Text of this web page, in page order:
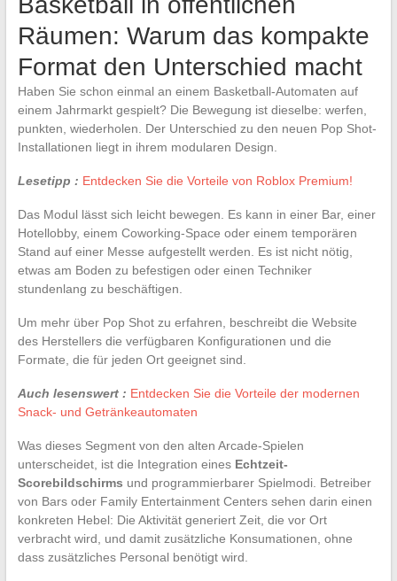
Räumen: Warum das kompakte
Format den Unterschied macht
Haben Sie schon einmal an einem Basketball-Automaten auf
einem Jahrmarkt gespielt? Die Bewegung ist dieselbe: werfen,
punkten, wiederholen. Der Unterschied zu den neuen Pop Shot-
Installationen liegt in ihrem modularen Design.
Lesetipp : Entdecken Sie die Vorteile von Roblox Premium!
Das Modul lässt sich leicht bewegen. Es kann in einer Bar, einer
Hotellobby, einem Coworking-Space oder einem temporären
Stand auf einer Messe aufgestellt werden. Es ist nicht nötig,
etwas am Boden zu befestigen oder einen Techniker
stundenlang zu beschäftigen.
Um mehr über Pop Shot zu erfahren, beschreibt die Website
des Herstellers die verfügbaren Konfigurationen und die
Formate, die für jeden Ort geeignet sind.
Auch lesenswert : Entdecken Sie die Vorteile der modernen
Snack- und Getränkeautomaten
Was dieses Segment von den alten Arcade-Spielen
unterscheidet, ist die Integration eines Echtzeit-
Scorebildschirms und programmierbarer Spielmodi. Betreiber
von Bars oder Family Entertainment Centers sehen darin einen
konkreten Hebel: Die Aktivität generiert Zeit, die vor Ort
verbracht wird, und damit zusätzliche Konsumationen, ohne
dass zusätzliches Personal benötigt wird.